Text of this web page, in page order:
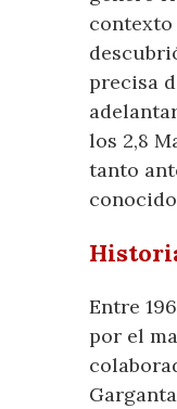
contexto
precisa
los 2,8
tanto
Entre
por el